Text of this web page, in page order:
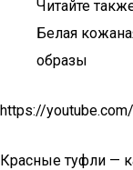
Читайте
Белая
образы
https://
Красные туфли —